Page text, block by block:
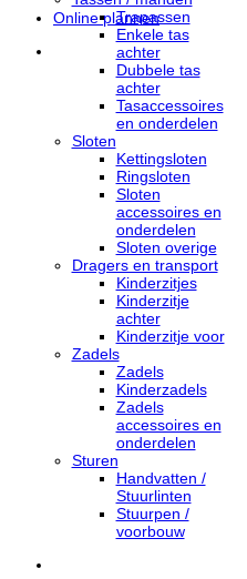
Online plannen
Trapassen
Enkele tas
achter
Dubbele tas
achter
Tasaccessoires
en onderdelen
Sloten
Kettingsloten
Ringsloten
Sloten
accessoires en
onderdelen
Sloten overige
Dragers en transport
Kinderzitjes
Kinderzitje
achter
Kinderzitje voor
Zadels
Zadels
Kinderzadels
Zadels
accessoires en
onderdelen
Sturen
Handvatten /
Stuurlinten
Stuurpen /
voorbouw